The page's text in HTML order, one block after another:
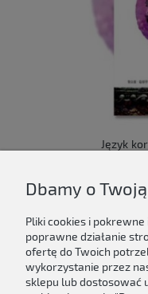
Język
Dbamy o
Pliki cookies i
poprawne działanie
ofertę do Twoich
wykorzystanie przez
sklepu lub dostosować